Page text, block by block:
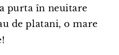
purta în neuitare
de platani, o mare